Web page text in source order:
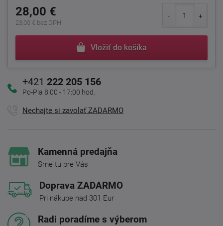
28,00 €
23,00 € bez DPH
Vložiť do košíka
+421 222 205 156
Po-Pia 8:00 - 17:00 hod.
Nechajte si zavolať ZADARMO
Kamenná predajňa
Sme tu pre Vás
Doprava ZADARMO
Pri nákupe nad 301 Eur
Radi poradíme s výberom